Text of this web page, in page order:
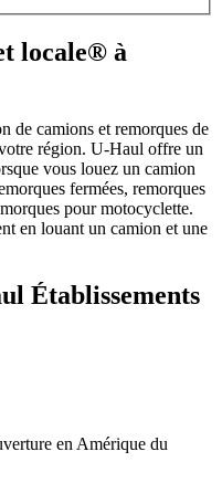
locale® à
de camions et remorques de
région. U-Haul offre un
vous louez un camion
fermées, remorques
pour motocyclette.
en louant un camion et une
Établissements
en Amérique du